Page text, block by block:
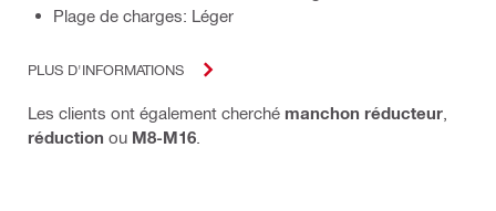
Plage de charges: Léger
PLUS D'INFORMATIONS
Les clients ont également cherché manchon réducteur
réduction ou M8-M16